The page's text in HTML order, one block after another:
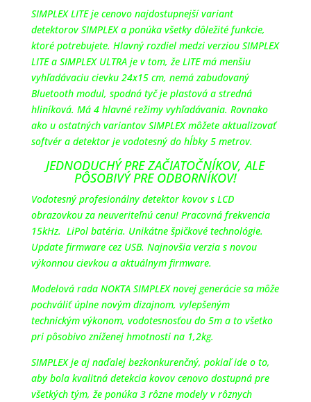
SIMPLEX LITE je cenovo najdostupnejší variant
detektorov SIMPLEX a ponúka všetky dôležité funkcie,
ktoré potrebujete. Hlavný rozdiel medzi verziou SIMPLEX
LITE a SIMPLEX ULTRA je v tom, že LITE má menšiu
vyhľadávaciu cievku 24x15 cm, nemá zabudovaný
Bluetooth modul, spodná tyč je plastová a stredná
hliníková. Má 4 hlavné režimy vyhľadávania. Rovnako
ako u ostatných variantov SIMPLEX môžete aktualizovať
softvér a detektor je vodotesný do hĺbky 5 metrov.
JEDNODUCHÝ PRE ZAČIATOČNÍKOV, ALE
PÔSOBIVÝ PRE ODBORNÍKOV!
Vodotesný profesionálny detektor kovov s LCD
obrazovkou za neuveriteľnú cenu! Pracovná frekvencia
15kHz. LiPol batéria. Unikátne špičkové technológie.
Update firmware cez USB. Najnovšia verzia s novou
výkonnou cievkou a aktuálnym firmware.
Modelová rada NOKTA SIMPLEX novej generácie sa môže
pochváliť úplne novým dizajnom, vylepšeným
technickým výkonom, vodotesnosťou do 5m a to všetko
pri pôsobivo zníženej hmotnosti na 1,2kg.
SIMPLEX je aj naďalej bezkonkurenčný, pokiaľ ide o to,
aby bola kvalitná detekcia kovov cenovo dostupná pre
všetkých tým, že ponúka 3 rôzne modely v rôznych